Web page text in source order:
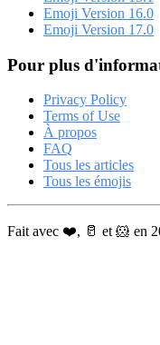
Emoji Version 16.0
Emoji Version 17.0
Pour plus
Privacy Policy
Terms of Use
À propos
FAQ
Tous les articles
Tous les émojis
Fait avec ❤️, 🥛 et 🐹 en